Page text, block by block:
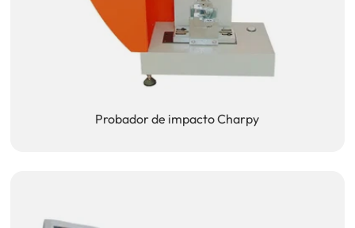
Probador de impacto Charpy